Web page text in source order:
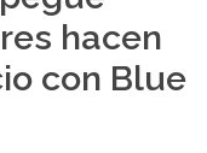
hacen
con Blue